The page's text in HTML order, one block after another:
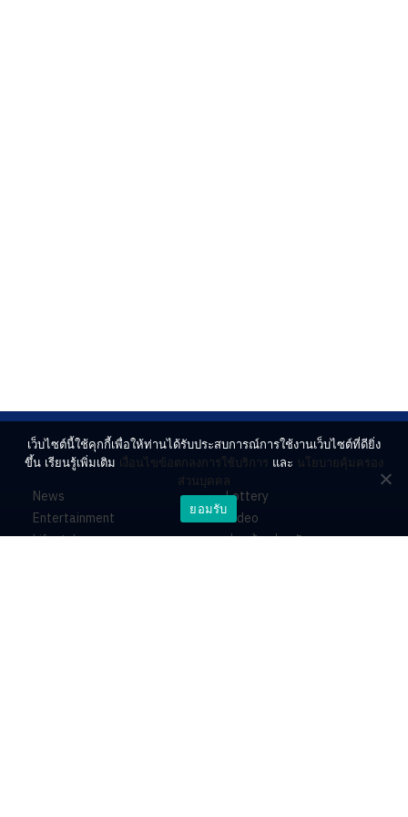
News
Entertainment
Lifestyle
Lottery
Video
ร่วมด้วยช่วยกัน
เว็บไซต์นี้ใช้คุกกี้เพื่อให้ท่านได้รับประสบการณ์การใช้งานเว็บไซต์ที่ดียิ่ง
ขึ้น เรียนรู้เพิ่มเติม เงื่อนไขข้อตกลงการใช้บริการ และ นโยบายคุ้มครอง
ส่วนบุคคล
ยอมรับ